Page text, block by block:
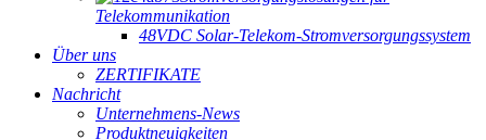
Telekommunikation
48VDC Solar-Telekom-Stromversorgungssystem
Über uns
ZERTIFIKATE
Nachricht
Unternehmens-News
Produktneuigkeiten